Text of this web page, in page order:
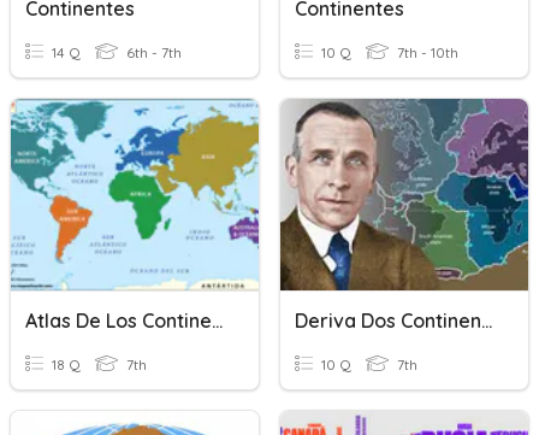
Continentes
14 Q 6th - 7th
Continentes
10 Q 7th - 10th
Atlas De Los Continentes
18 Q 7th
Deriva Dos Continentes
10 Q 7th